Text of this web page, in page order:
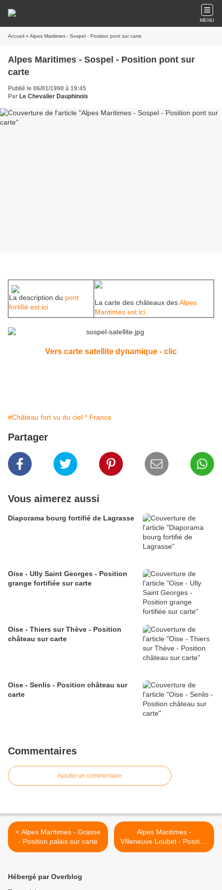
MENU
Accueil » Alpes Maritimes - Sospel - Position pont sur carte
Alpes Maritimes - Sospel - Position pont sur
carte
Publié le 06/01/1990 à 19:45
Par Le Chevalier Dauphinois
La description du pont
fortifié est ici
La carte des châteaux desAlpes
Maritimes est ici
Vers carte satellite dynamique - clic
#Château fort vu du ciel * France
Partager
Vous aimerez aussi
Diaporama bourg fortifié de Lagrasse
Oise - Ully Saint Georges - Position
grange fortifiée sur carte
Oise - Thiers sur Thève - Position
château sur carte
Oise - Senlis - Position château sur
carte
Commentaires
Ajouter un commentaire
< Alpes Maritimes - Grasse
- Position palais sur carte
Alpes Maritimes -
Villeneuve Loubet - Position
château sur carte >
Hébergé par Overblog